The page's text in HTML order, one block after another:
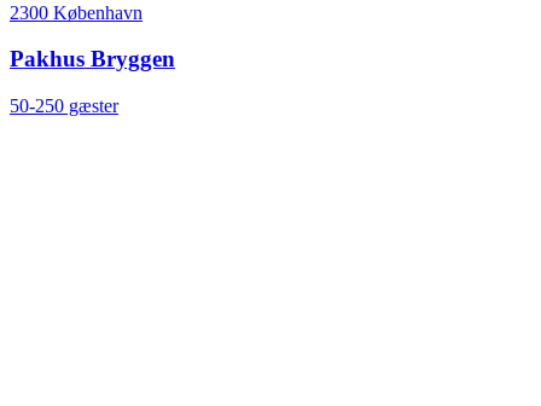
2300 København
Pakhus Bryggen
50-250 gæster